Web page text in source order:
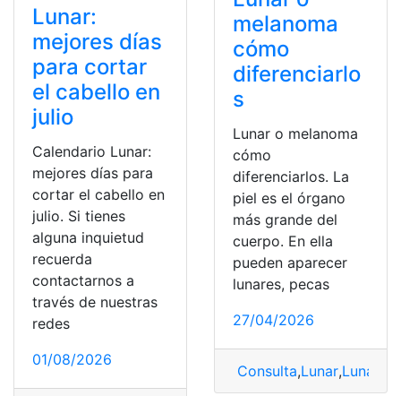
Lunar:
mejores días
para cortar
el cabello en
julio
Calendario Lunar:
mejores días para
cortar el cabello en
julio. Si tienes
alguna inquietud
recuerda
contactarnos a
través de nuestras
redes
01/08/2026
melanoma
cómo
diferenciarlo
s
Lunar o melanoma
cómo
diferenciarlos. La
piel es el órgano
más grande del
cuerpo. En ella
pueden aparecer
lunares, pecas
27/04/2026
Consulta,Lunar,Lunar o